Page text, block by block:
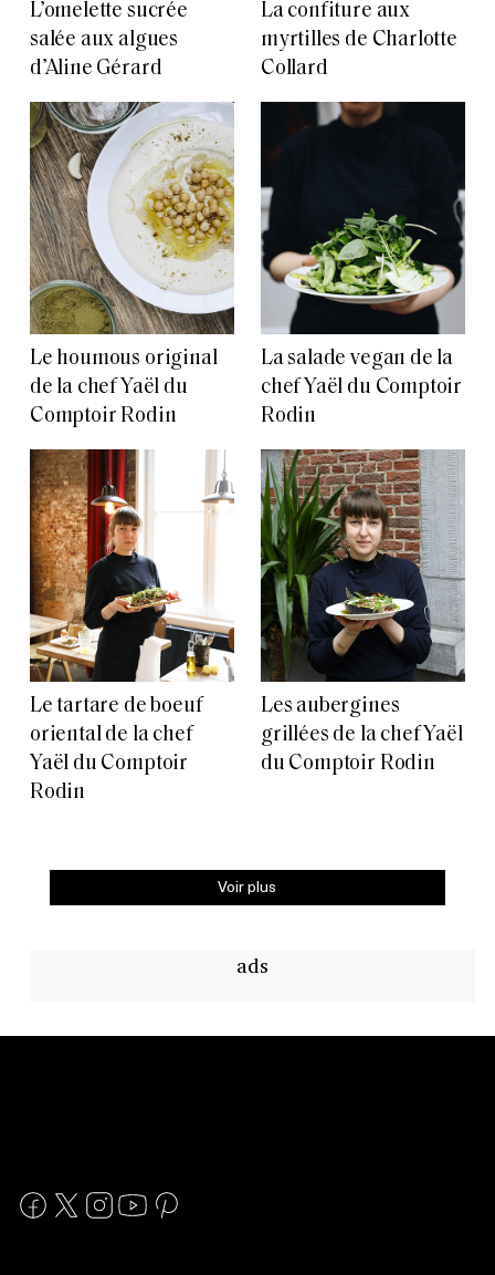
L’omelette sucrée
salée aux algues
d’Aline Gérard
La confiture aux
myrtilles de Charlotte
Collard
Le houmous original
de la chef Yaël du
Comptoir Rodin
La salade vegan de la
chef Yaël du Comptoir
Rodin
Le tartare de boeuf
oriental de la chef
Yaël du Comptoir
Rodin
Les aubergines
grillées de la chef Yaël
du Comptoir Rodin
Voir plus
ads